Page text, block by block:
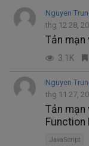
Nguyen
thg 12 28,
Tản mạn
3.1K
Nguyen
thg 11 27,
Tản mạn
Function
JavaScript